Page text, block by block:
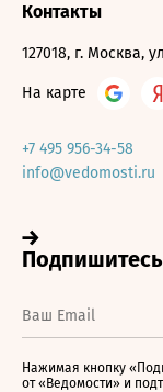
Контакты
127018, г. Москва,
На карте
+7 495 956-34-58
info@vedomosti.ru
Нажимая кнопку
от «Ведомости» и